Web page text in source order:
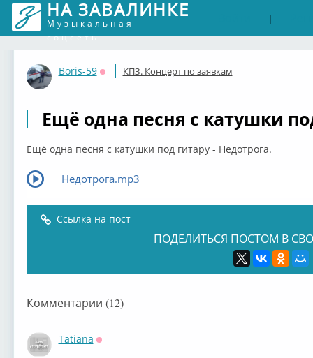
НА ЗАВАЛИНКЕ
Музыкальная
соцсеть
|
Boris-59
Оффлайн
КПЗ. Концерт по заявкам
Ещё одна песня с катушки
Ещё одна песня с катушки под гитару - Недотрога.
Недотрога.mp3
Ссылка на пост
ПОДЕЛИТЬСЯ ПОСТОМ В
Комментарии (12)
Tatiana